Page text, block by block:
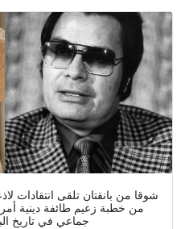
شوقا من بانقتان تلقى انتقادات
من خطبة زعيم طائفة دينية
جماعي في تاريخ